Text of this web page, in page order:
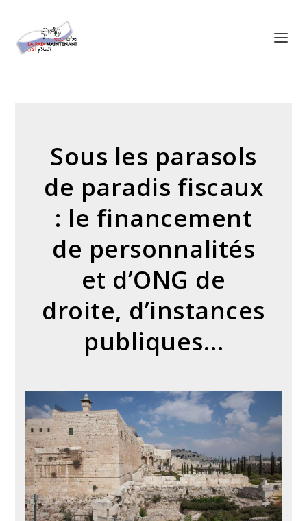
Sous les parasols
de paradis fiscaux
: le financement
de personnalités
et d’ONG de
droite, d’instances
publiques…